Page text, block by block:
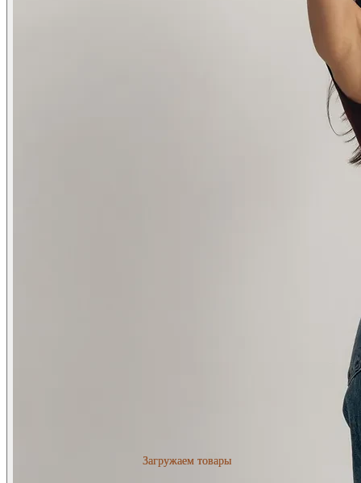
Загружаем товары
Загружаем товары